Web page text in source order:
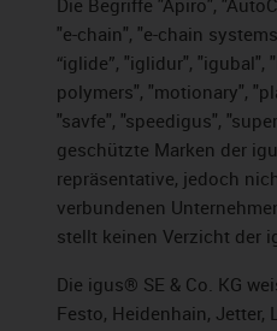
"e-chain", "e-chain
“iglide”, "iglidur",
polymers", "motionary",
"savfe", "speedigus",
geschützte Marken der
repräsentative, jedoch
verbundenen
stellt keinen Verzicht der
Die igus® SE & Co. KG
Festo, Heidenhain, Jetter,